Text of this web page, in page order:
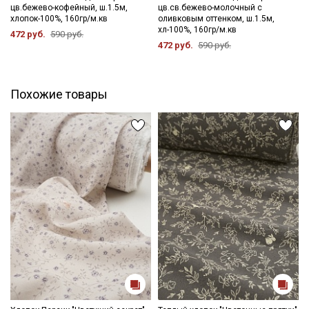
- сушить в подвешенном и расправленном состоянии
- глажка только с изнаночной стороны, подложив махровое
полотенце, чтобы не примять ворс.
Цветопередача может отличаться от оригинального цвета
цв.бежево-кофейный, ш.1.5м,
хлопок-100%, 160гр/м.кв
472 руб. 590 руб.
цв.св.бежево-молочный с
оливковым оттенком, ш.1.5м,
хл-100%, 160гр/м.кв
472 руб. 590 руб.
Похожие товары